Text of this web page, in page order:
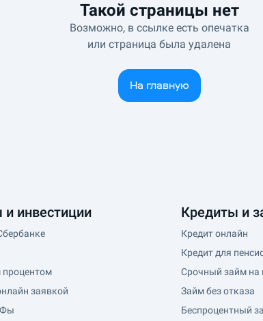
Такой страницы нет
Возможно, в ссылке есть опечатка
или страница была удалена
На главную
инвестиции
заявкой
Кредиты и
Кредит онлайн
Кредит для
Срочный займ на
Займ без отказа
Беспроцентный